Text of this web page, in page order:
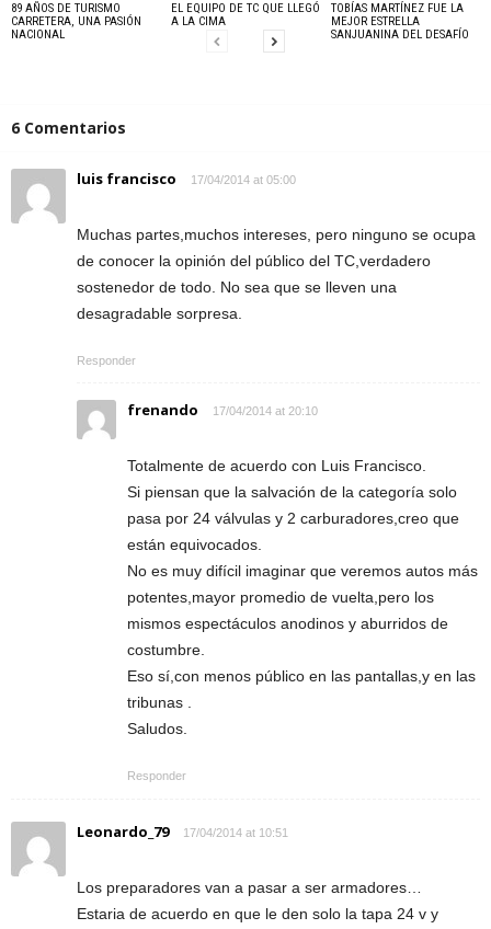
89 AÑOS DE TURISMO
CARRETERA, UNA PASIÓN
NACIONAL
EL EQUIPO DE TC QUE LLEGÓ
A LA CIMA
TOBÍAS MARTÍNEZ FUE LA
MEJOR ESTRELLA
SANJUANINA DEL DESAFÍO
6 Comentarios
luis francisco 17/04/2014 at 05:00
Muchas partes,muchos intereses, pero ninguno se ocupa
de conocer la opinión del público del TC,verdadero
sostenedor de todo. No sea que se lleven una
desagradable sorpresa.
Responder
frenando 17/04/2014 at 20:10
Totalmente de acuerdo con Luis Francisco.
Si piensan que la salvación de la categoría solo
pasa por 24 válvulas y 2 carburadores,creo que
están equivocados.
No es muy difícil imaginar que veremos autos más
potentes,mayor promedio de vuelta,pero los
mismos espectáculos anodinos y aburridos de
costumbre.
Eso sí,con menos público en las pantallas,y en las
tribunas .
Saludos.
Responder
Leonardo_79 17/04/2014 at 10:51
Los preparadores van a pasar a ser armadores…
Estaria de acuerdo en que le den solo la tapa 24 v y